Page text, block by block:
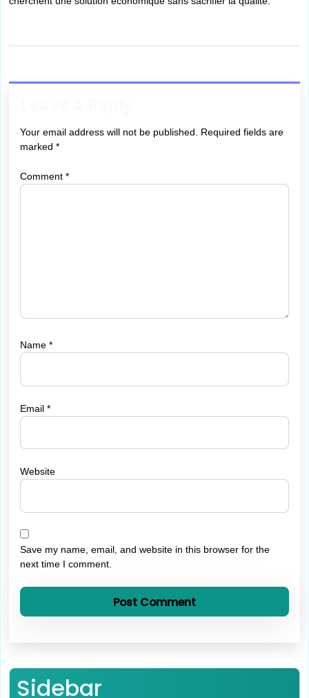
Your email address will not be published.
Required fields are
marked *
Comment *
Name *
Email *
Website
Save my name, email, and website in this browser for the
next time I comment.
Sidebar